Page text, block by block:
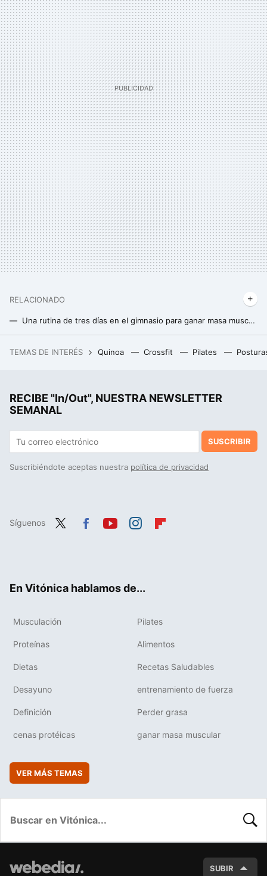
RELACIONADO
Una rutina de tres días en el gimnasio para ganar masa muscular en 2024 sin olvidar ningún músculo
TEMAS DE INTERÉS Quinoa Crossfit Pilates
RECIBE "In/Out", NUESTRA NEWSLETTER
SEMANAL
SUSCRIBIR
Suscribiéndote aceptas nuestra política de privacidad
Síguenos
En Vitónica hablamos de...
Musculación Pilates
Proteínas Alimentos
Dietas Recetas Saludables
Desayuno entrenamiento de fuerza
Definición Perder grasa
cenas protéicas ganar masa muscular
VER MÁS TEMAS
SUBIR